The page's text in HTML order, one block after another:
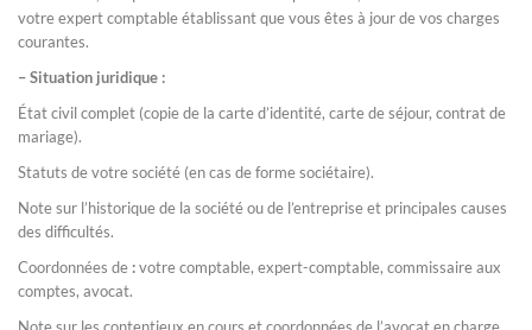
votre expert comptable établissant que vous êtes à jour de vos charges
courantes.
– Situation juridique :
État civil complet (copie de la carte d’identité, carte de séjour, contrat de
mariage).
Statuts de votre société (en cas de forme sociétaire).
Note sur l’historique de la société ou de l’entreprise et principales causes
des difficultés.
Coordonnées de :votre comptable, expert-comptable, commissaire aux
comptes, avocat.